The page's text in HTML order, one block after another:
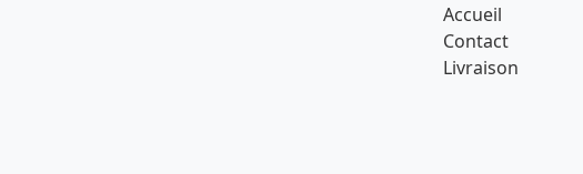
Accueil
Contact
Livraison